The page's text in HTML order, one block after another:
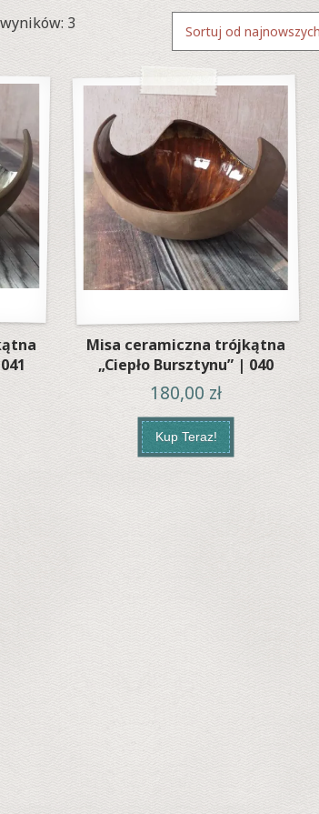
3Posortowane
najnowszych
Misa ceramiczna trójkątna
„Ciepło Bursztynu” | 040
180,00 zł
Kup Teraz!